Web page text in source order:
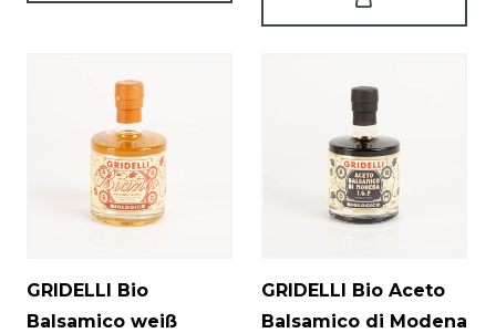
GRIDELLI Bio
Balsamico weiß
GRIDELLI Bio Aceto
Balsamico di Modena